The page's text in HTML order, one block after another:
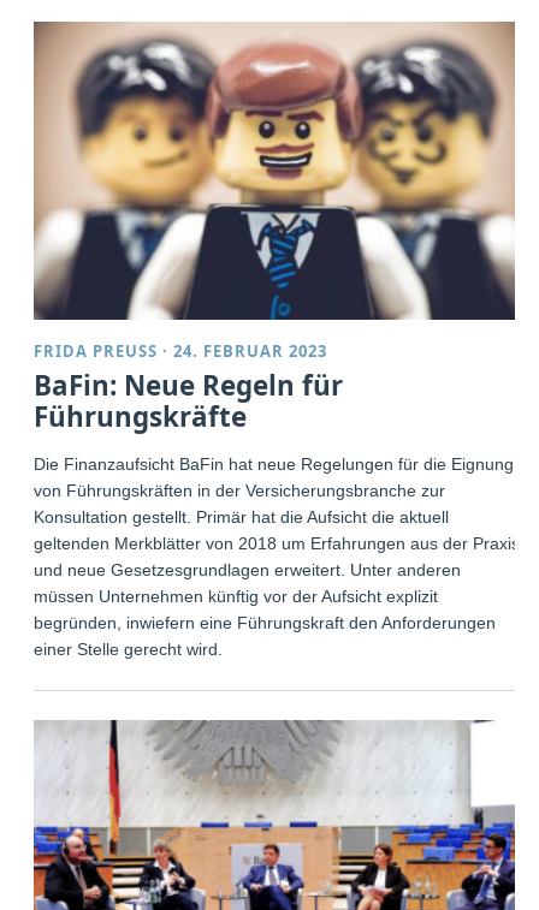
FRIDA PREUSS ·24. FEBRUAR 2023
BaFin: Neue Regeln für
Führungskräfte
Die Finanzaufsicht BaFin hat neue Regelungen für die Eignung
von Führungskräften in der Versicherungsbranche zur
Konsultation gestellt. Primär hat die Aufsicht die aktuell
geltenden Merkblätter von 2018 um Erfahrungen aus der Praxis
und neue Gesetzesgrundlagen erweitert. Unter anderen
müssen Unternehmen künftig vor der Aufsicht explizit
begründen, inwiefern eine Führungskraft den Anforderungen
einer Stelle gerecht wird.